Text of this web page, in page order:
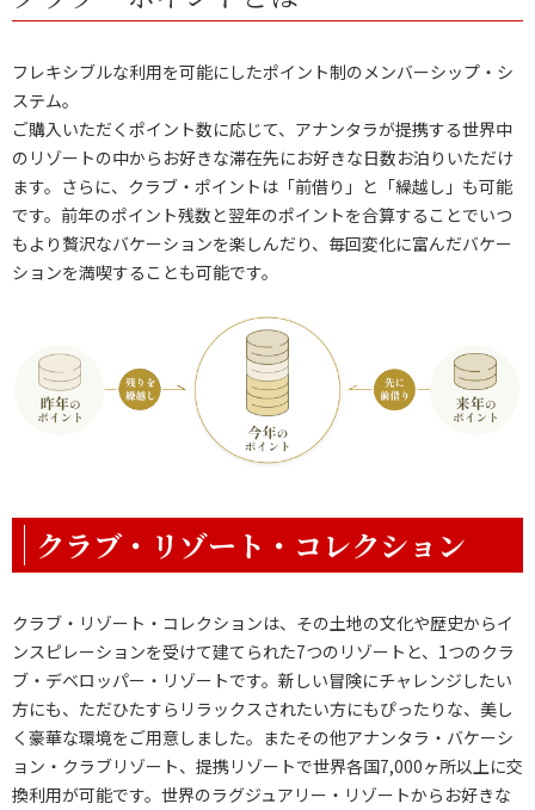
フレキシブルな利用を可能にしたポイント制のメンバーシップ・シ
ステム。
ご購入いただくポイント数に応じて、アナンタラが提携する世界中
のリゾートの中からお好きな滞在先にお好きな日数お泊りいただけ
ます。さらに、クラブ・ポイントは「前借り」と「繰越し」も可能
です。前年のポイント残数と翌年のポイントを合算することでいつ
もより贅沢なバケーションを楽しんだり、毎回変化に富んだバケー
ションを満喫することも可能です。
クラブ・リゾート・コレクション
クラブ・リゾート・コレクションは、その土地の文化や歴史からイ
ンスピレーションを受けて建てられた7つのリゾートと、1つのクラ
ブ・デベロッパー・リゾートです。新しい冒険にチャレンジしたい
方にも、ただひたすらリラックスされたい方にもぴったりな、美し
く豪華な環境をご用意しました。またその他アナンタラ・バケーシ
ョン・クラブリゾート、提携リゾートで世界各国7,000ヶ所以上に交
換利用が可能です。世界のラグジュアリー・リゾートからお好きな